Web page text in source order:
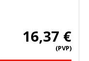
16,37 €
(PVP)